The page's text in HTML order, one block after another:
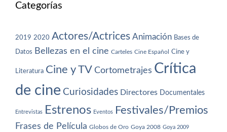
Categorías
2019 2020 Actores/Actrices Animación Bases de
Datos Bellezas en el cine Carteles Cine Español Cine y
Literatura Cine y TV Cortometrajes Crítica
de cine Curiosidades Directores Documentales
Entrevistas Estrenos Eventos Festivales/Premios
Frases de Película Globos de Oro Goya 2008 Goya 2009